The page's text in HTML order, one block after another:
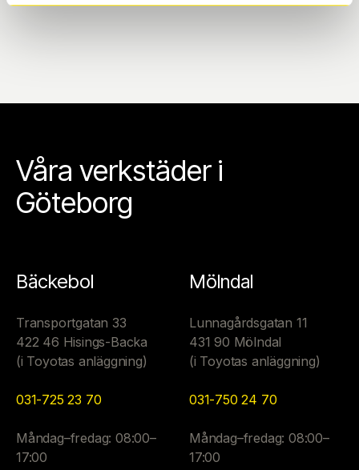
Våra verkstäder i
Göteborg
Bäckebol
Transportgatan 33
422 46 Hisings-Backa
(i Toyotas anläggning)
031-725 23 70
Måndag–fredag: 08:00–
17:00
Mölndal
Lunnagårdsgatan 11
431 90 Mölndal
(i Toyotas anläggning)
031-750 24 70
Måndag–fredag: 08:00–
17:00